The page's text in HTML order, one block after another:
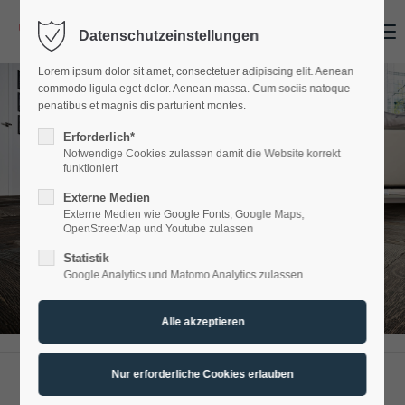
Login
Benutzername
Passwort
Anmelden
Support
Lorem ipsum dolor sit amet:
MIT SICHERHEIT ZUM TRAUMBODEN
Ihr Spezialist für Bodenbeläge
Datenschutzeinstellungen
Lorem ipsum dolor sit amet, consectetuer adipiscing elit. Aenean
commodo ligula eget dolor. Aenean massa. Cum sociis natoque
penatibus et magnis dis parturient montes.
Erforderlich*
Notwendige Cookies zulassen damit die Website korrekt
funktioniert
Externe Medien
Externe Medien wie Google Fonts, Google Maps,
OpenStreetMap und Youtube zulassen
Statistik
Google Analytics und Matomo Analytics zulassen